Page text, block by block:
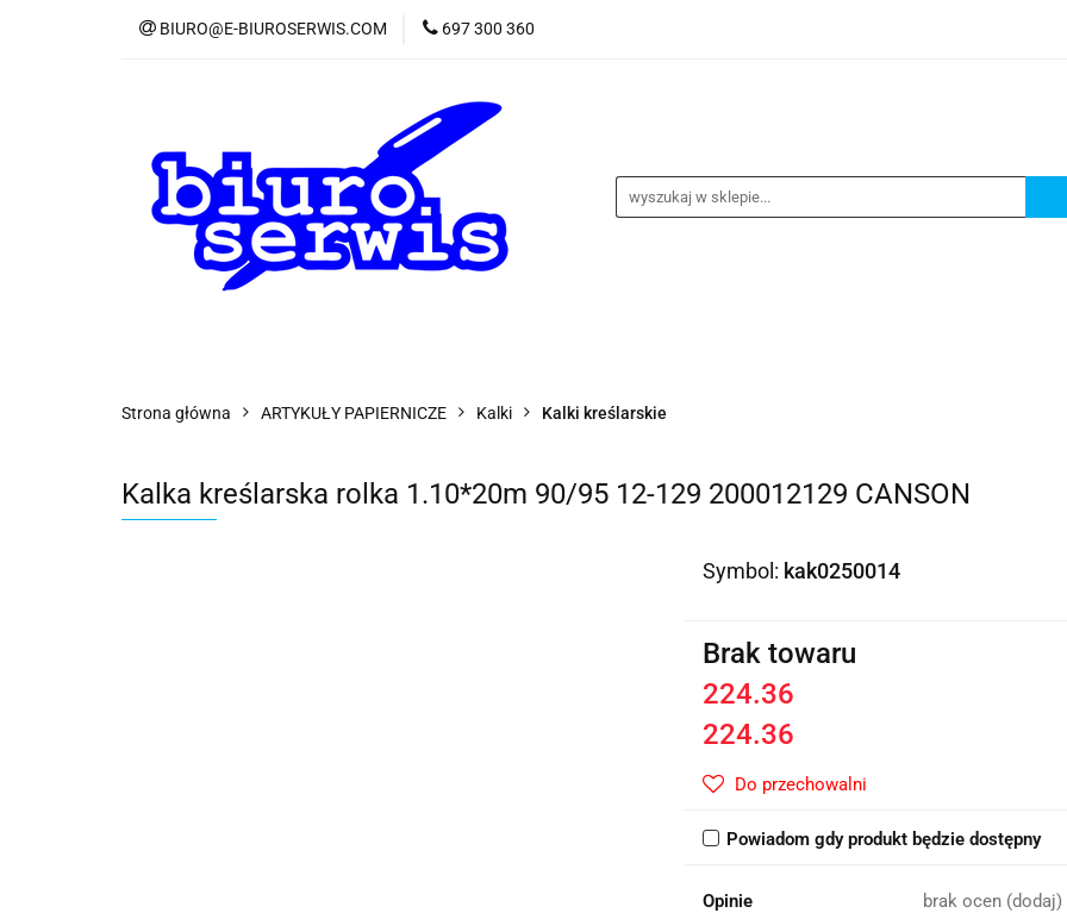
BIURO@E-BIUROSERWIS.COM 697 300 360
Strona główna ARTYKUŁY PAPIERNICZE Kalki Kalki kreślarskie
Kalka kreślarska rolka 1.10*20m 90/95 12-129 200012129 CANSON
Symbol: kak0250014
Brak towaru
224.36
224.36
Do przechowalni
Powiadom gdy produkt będzie dostępny
Opinie brak ocen (dodaj)